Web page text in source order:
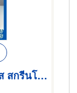
โรงงานรับผลิตถุงผ้าแคนวาส สกรีนโลโก้ ครบวงจร